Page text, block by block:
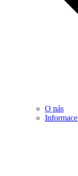
O nás
Informace